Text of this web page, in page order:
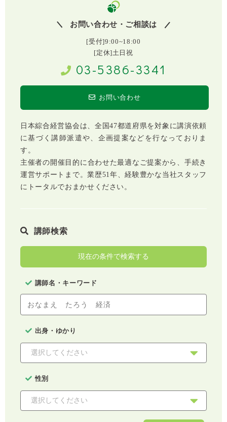
お問い合わせ・ご相談は
[受付]9:00~18:00
[定休]土日祝
03-5386-3341
お問い合わせ
日本綜合経営協会は、全国47都道府県を対象に講演依頼
に基づく講師派遣や、企画提案などを行なっておりま
す。
主催者の開催目的に合わせた最適なご提案から、手続き
運営サポートまで。業歴51年、経験豊かな当社スタッフ
にトータルでおまかせください。
講師検索
現在の条件で検索する
講師名・キーワード
出身・ゆかり
性別